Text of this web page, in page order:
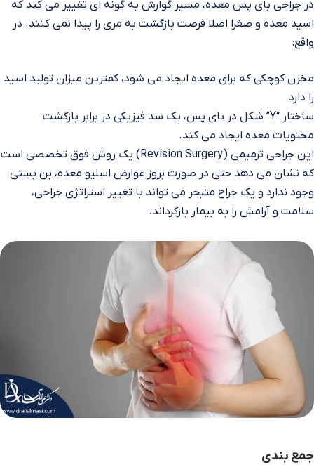
در جراحی بای‌ پس معده، مسیر گوارش به گونه‌ ای تغییر می‌ کند که
اسید معده و صفرا اصلا فرصت بازگشت به مری را پیدا نمی‌ کنند. در
واقع:
مخزن کوچکی که برای معده ایجاد می‌ شود، کمترین میزان تولید اسید
را دارد.
ساختار “Y” شکل در بای‌ پس، یک سد فیزیکی در برابر بازگشت
محتویات معده ایجاد می‌ کند.
این جراحی ترمیمی (Revision Surgery) یک روش فوق‌ تخصصی است
که نشان می‌ دهد حتی در صورت بروز عوارض اسلیو معده، بن‌ بستی
وجود ندارد و یک جراح متبحر می‌ تواند با تغییر استراتژی جراحی،
سلامت و آرامش را به بیمار بازگرداند.
جمع‌ بندی